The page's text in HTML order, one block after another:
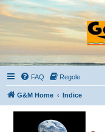
FAQ Regole
G&M Home Indice